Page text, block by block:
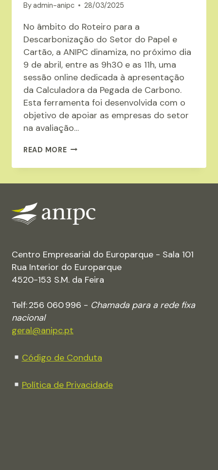
Byadmin-anipc 28/03/2025
No âmbito do Roteiro para a
Descarbonização do Setor do Papel e
Cartão, a ANIPC dinamiza, no próximo dia
9 de abril, entre as 9h30 e as 11h, uma
sessão online dedicada à apresentação
da Calculadora da Pegada de Carbono.
Esta ferramenta foi desenvolvida com o
objetivo de apoiar as empresas do setor
na avaliação…
READ MOREA
DA
PEGADA
CARBONO”
EM
SESSÃO
Centro Empresarial do Europarque - Sala 101
Rua Interior do Europarque
4520-153 S.M. da Feira
Telf: 256 060 996 - Chamada para a rede fixa
nacional
geral@anipc.pt
Código de Conduta
Política de Privacidade